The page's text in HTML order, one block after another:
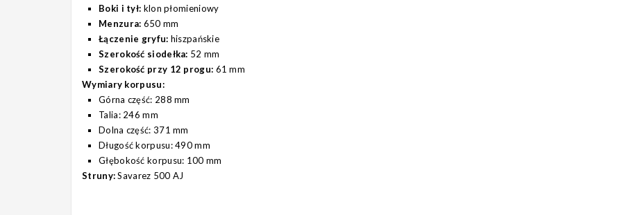
Boki i tył: klon płomieniowy
Menzura: 650 mm
Łączenie gryfu: hiszpańskie
Szerokość siodełka: 52 mm
Szerokość przy 12 progu: 61 mm
Wymiary korpusu:
Górna część: 288 mm
Talia: 246 mm
Dolna część: 371 mm
Długość korpusu: 490 mm
Głębokość korpusu: 100 mm
Struny:Savarez 500 AJ